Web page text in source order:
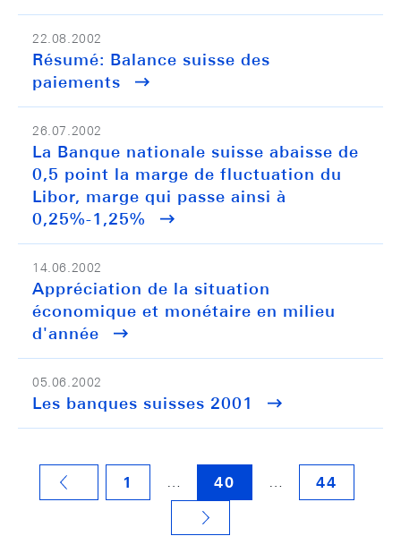
22.08.2002
Résumé: Balance suisse des
paiements
26.07.2002
La Banque nationale suisse abaisse de
0,5 point la marge de fluctuation du
Libor, marge qui passe ainsi à
0,25%-1,25%
14.06.2002
Appréciation de la situation
économique et monétaire en milieu
d'année
05.06.2002
Les banques suisses 2001
1 … 40 … 44